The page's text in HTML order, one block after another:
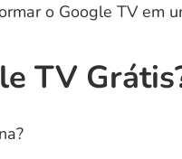
o Google TV em
TV